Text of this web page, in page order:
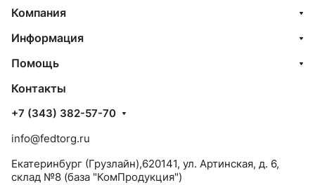
Компания
Информация
Помощь
Контакты
+7 (343) 382-57-70
info@fedtorg.ru
Екатеринбург (Грузлайн),620141, ул. Артинская, д. 6,
склад №8 (база "КомПродукция")